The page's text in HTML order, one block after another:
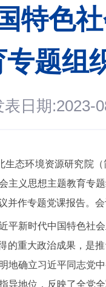
特色
专题组
表日期:2023-
生态环境资源研究院
主义思想主题教育专
并作专题党课报告。
平新时代中国特色社
的重大政治成果，是
地确立习近平同志党
导地位，反映了全党